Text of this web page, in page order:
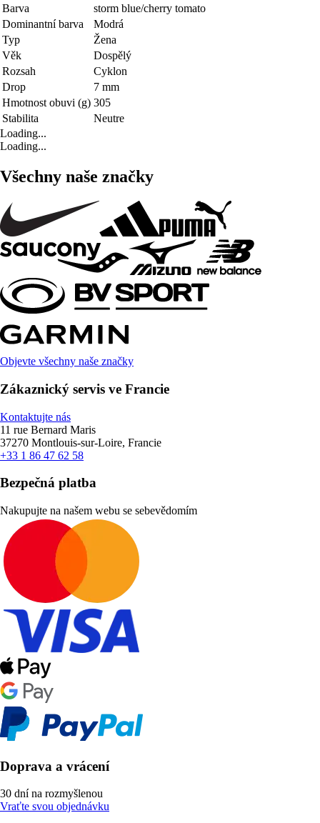
Barva
storm blue/cherry tomato
Dominantní barva
Modrá
Typ
Žena
Věk
Dospělý
Rozsah
Cyklon
Drop
7 mm
Hmotnost obuvi (g) 305
Stabilita
Neutre
Loading...
Loading...
Všechny naše značky
Objevte všechny naše značky
Zákaznický servis ve Francie
Kontaktujte nás
11 rue Bernard Maris
37270 Montlouis-sur-Loire, Francie
+33 1 86 47 62 58
Bezpečná platba
Nakupujte na našem webu se sebevědomím
Doprava a vrácení
30 dní na rozmyšlenou
Vraťte svou objednávku